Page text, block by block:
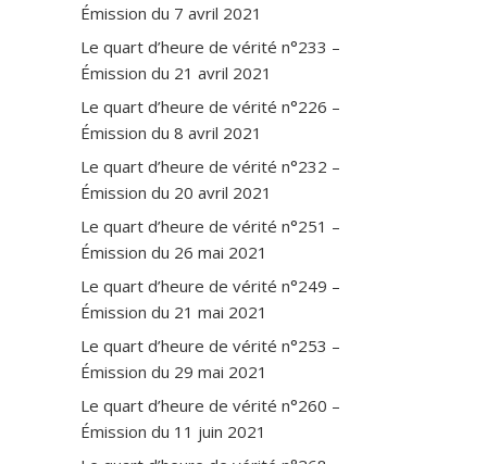
Émission du 7 avril 2021
Le quart d’heure de vérité n°233 –
Émission du 21 avril 2021
Le quart d’heure de vérité n°226 –
Émission du 8 avril 2021
Le quart d’heure de vérité n°232 –
Émission du 20 avril 2021
Le quart d’heure de vérité n°251 –
Émission du 26 mai 2021
Le quart d’heure de vérité n°249 –
Émission du 21 mai 2021
Le quart d’heure de vérité n°253 –
Émission du 29 mai 2021
Le quart d’heure de vérité n°260 –
Émission du 11 juin 2021